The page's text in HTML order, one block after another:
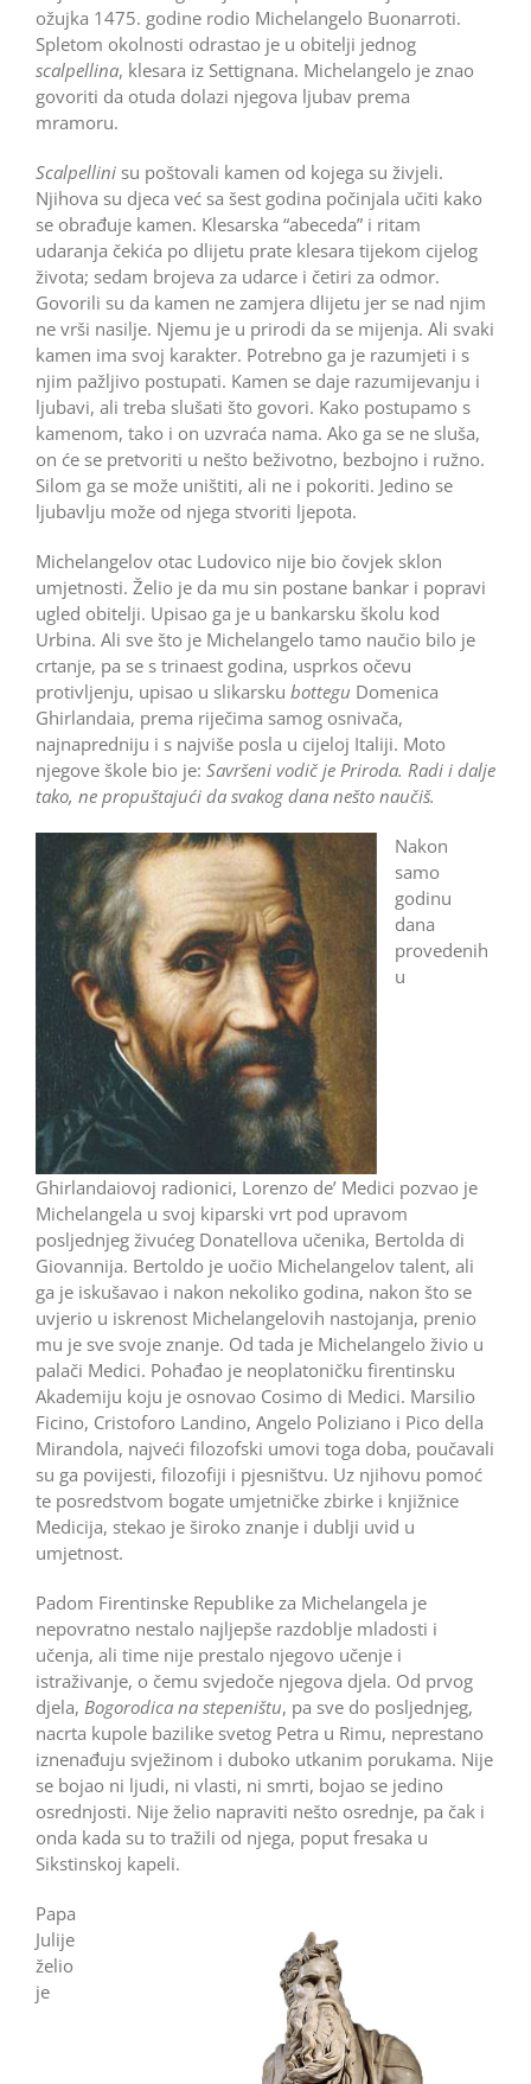
ožujka 1475. godine rodio Michelangelo Buonarroti.
Spletom okolnosti odrastao je u obitelji jednog
scalpellina, klesara iz Settignana. Michelangelo je znao
govoriti da otuda dolazi njegova ljubav prema
mramoru.
Scalpellini su poštovali kamen od kojega su živjeli.
Njihova su djeca već sa šest godina počinjala učiti kako
se obrađuje kamen. Klesarska “abeceda” i ritam
udaranja čekića po dlijetu prate klesara tijekom cijelog
života; sedam brojeva za udarce i četiri za odmor.
Govorili su da kamen ne zamjera dlijetu jer se nad njim
ne vrši nasilje. Njemu je u prirodi da se mijenja. Ali svaki
kamen ima svoj karakter. Potrebno ga je razumjeti i s
njim pažljivo postupati. Kamen se daje razumijevanju i
ljubavi, ali treba slušati što govori. Kako postupamo s
kamenom, tako i on uzvraća nama. Ako ga se ne sluša,
on će se pretvoriti u nešto beživotno, bezbojno i ružno.
Silom ga se može uništiti, ali ne i pokoriti. Jedino se
ljubavlju može od njega stvoriti ljepota.
Michelangelov otac Ludovico nije bio čovjek sklon
umjetnosti. Želio je da mu sin postane bankar i popravi
ugled obitelji. Upisao ga je u bankarsku školu kod
Urbina. Ali sve što je Michelangelo tamo naučio bilo je
crtanje, pa se s trinaest godina, usprkos očevu
protivljenju, upisao u slikarsku bottegu Domenica
Ghirlandaia, prema riječima samog osnivača,
najnapredniju i s najviše posla u cijeloj Italiji. Moto
njegove škole bio je: Savršeni vodič je Priroda. Radi i dalje
tako, ne propuštajući da svakog dana nešto naučiš.
Nakon
samo
godinu
dana
provedenih
u
Ghirlandaiovoj radionici, Lorenzo de’ Medici pozvao je
Michelangela u svoj kiparski vrt pod upravom
posljednjeg živućeg Donatellova učenika, Bertolda di
Giovannija. Bertoldo je uočio Michelangelov talent, ali
ga je iskušavao i nakon nekoliko godina, nakon što se
uvjerio u iskrenost Michelangelovih nastojanja, prenio
mu je sve svoje znanje. Od tada je Michelangelo živio u
palači Medici. Pohađao je neoplatoničku firentinsku
Akademiju koju je osnovao Cosimo di Medici. Marsilio
Ficino, Cristoforo Landino, Angelo Poliziano i Pico della
Mirandola, najveći filozofski umovi toga doba, poučavali
su ga povijesti, filozofiji i pjesništvu. Uz njihovu pomoć
te posredstvom bogate umjetničke zbirke i knjižnice
Medicija, stekao je široko znanje i dublji uvid u
umjetnost.
Padom Firentinske Republike za Michelangela je
nepovratno nestalo najljepše razdoblje mladosti i
učenja, ali time nije prestalo njegovo učenje i
istraživanje, o čemu svjedoče njegova djela. Od prvog
djela, Bogorodica na stepeništu, pa sve do posljednjeg,
nacrta kupole bazilike svetog Petra u Rimu, neprestano
iznenađuju svježinom i duboko utkanim porukama. Nije
se bojao ni ljudi, ni vlasti, ni smrti, bojao se jedino
osrednjosti. Nije želio napraviti nešto osrednje, pa čak i
onda kada su to tražili od njega, poput fresaka u
Sikstinskoj kapeli.
Papa
Julije
želio
je